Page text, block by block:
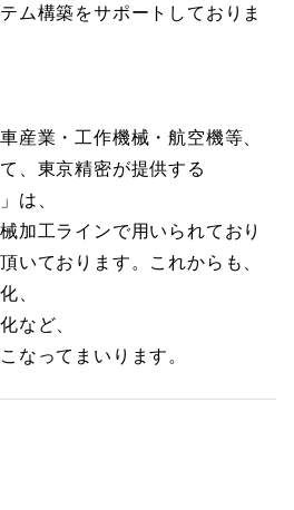
ム構築をサポートしておりま
産業・工作機械・航空機等、
、東京精密が提供する
は、
加工ラインで用いられており
いております。これからも、
、
など、
なってまいります。